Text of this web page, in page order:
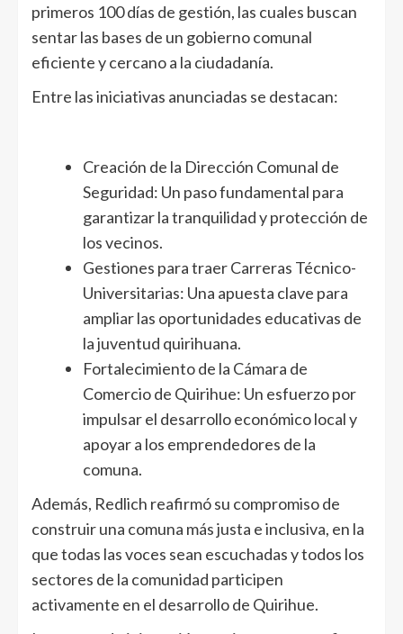
primeros 100 días de gestión, las cuales buscan
sentar las bases de un gobierno comunal
eficiente y cercano a la ciudadanía.
Entre las iniciativas anunciadas se destacan:
Creación de la Dirección Comunal de
Seguridad: Un paso fundamental para
garantizar la tranquilidad y protección de
los vecinos.
Gestiones para traer Carreras Técnico-
Universitarias: Una apuesta clave para
ampliar las oportunidades educativas de
la juventud quirihuana.
Fortalecimiento de la Cámara de
Comercio de Quirihue: Un esfuerzo por
impulsar el desarrollo económico local y
apoyar a los emprendedores de la
comuna.
Además, Redlich reafirmó su compromiso de
construir una comuna más justa e inclusiva, en la
que todas las voces sean escuchadas y todos los
sectores de la comunidad participen
activamente en el desarrollo de Quirihue.